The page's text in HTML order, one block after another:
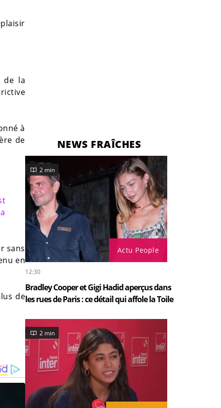
de la
à
de
sans
en
de
NEWS FRAÎCHES
Actu People
2 min
12:30
Bradley Cooper et Gigi Hadid aperçus dans
les rues de Paris : ce détail qui affole la Toile
2 min